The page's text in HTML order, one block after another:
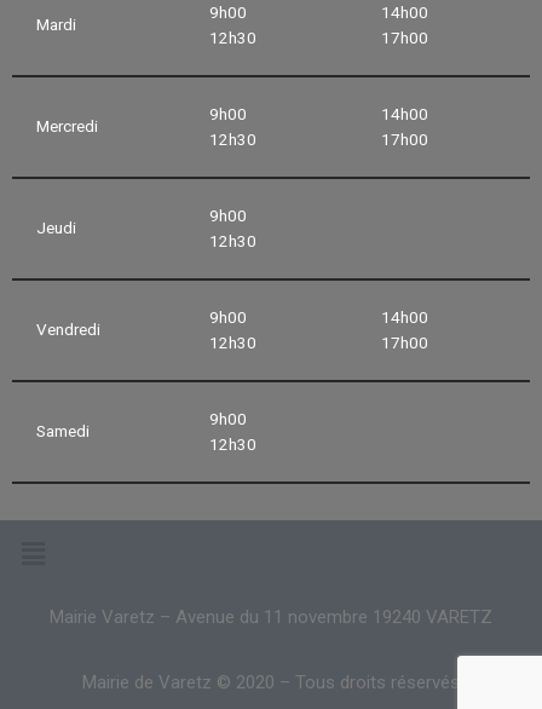
Mardi
9h00
12h30
14h00
17h00
Mercredi
9h00
12h30
14h00
17h00
Jeudi
9h00
12h30
Vendredi
9h00
12h30
14h00
17h00
Samedi
9h00
12h30
Mairie Varetz – Avenue du 11 novembre 19240 VARETZ
Mairie de Varetz © 2020 – Tous droits réservés